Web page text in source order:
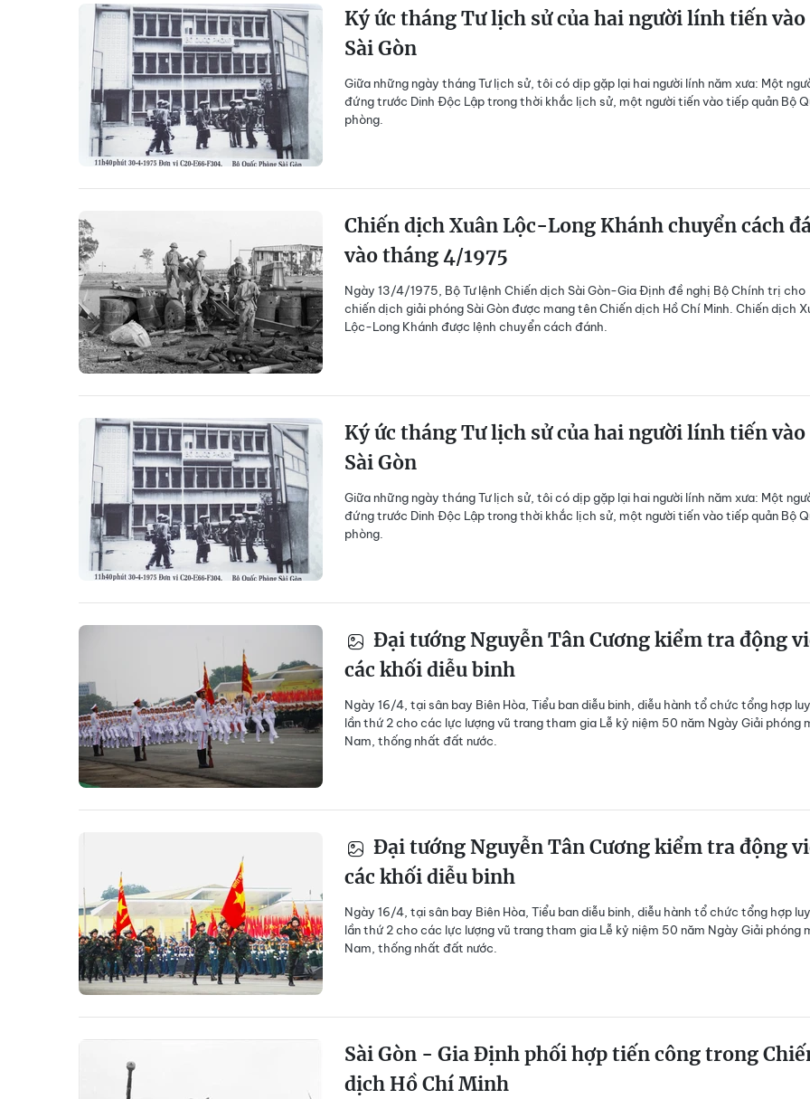
Ký ức tháng Tư lịch sử của hai người lính tiến vào
Sài Gòn
Giữa những ngày tháng Tư lịch sử, tôi có dịp gặp lại hai người lính năm xưa: Một
đứng trước Dinh Độc Lập trong thời khắc lịch sử, một người tiến vào tiếp quản Bộ
phòng.
Chiến dịch Xuân Lộc-Long Khánh chuyển cách
vào tháng 4/1975
Ngày 13/4/1975, Bộ Tư lệnh Chiến dịch Sài Gòn-Gia Định đề nghị Bộ Chính trị cho
chiến dịch giải phóng Sài Gòn được mang tên Chiến dịch Hồ Chí Minh. Chiến dịch
Lộc-Long Khánh được lệnh chuyển cách đánh.
Ký ức tháng Tư lịch sử của hai người lính tiến vào
Sài Gòn
Giữa những ngày tháng Tư lịch sử, tôi có dịp gặp lại hai người lính năm xưa: Một
đứng trước Dinh Độc Lập trong thời khắc lịch sử, một người tiến vào tiếp quản Bộ
phòng.
Đại tướng Nguyễn Tân Cương kiểm tra động
các khối diễu binh
Ngày 16/4, tại sân bay Biên Hòa, Tiểu ban diễu binh, diễu hành tổ chức tổng hợp
lần thứ 2 cho các lực lượng vũ trang tham gia Lễ kỷ niệm 50 năm Ngày Giải phóng
Nam, thống nhất đất nước.
Đại tướng Nguyễn Tân Cương kiểm tra động
các khối diễu binh
Ngày 16/4, tại sân bay Biên Hòa, Tiểu ban diễu binh, diễu hành tổ chức tổng hợp
lần thứ 2 cho các lực lượng vũ trang tham gia Lễ kỷ niệm 50 năm Ngày Giải phóng
Nam, thống nhất đất nước.
Sài Gòn - Gia Định phối hợp tiến công trong
dịch Hồ Chí Minh